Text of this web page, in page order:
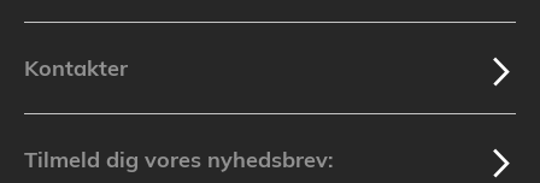
Kontakter
Tilmeld dig vores nyhedsbrev: